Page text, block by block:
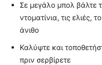
Σε μεγάλο μπολ βάλτε
ντοματίνια, τις ελιές,
άνιθο
Καλύψτε και
πριν σερβίρετε